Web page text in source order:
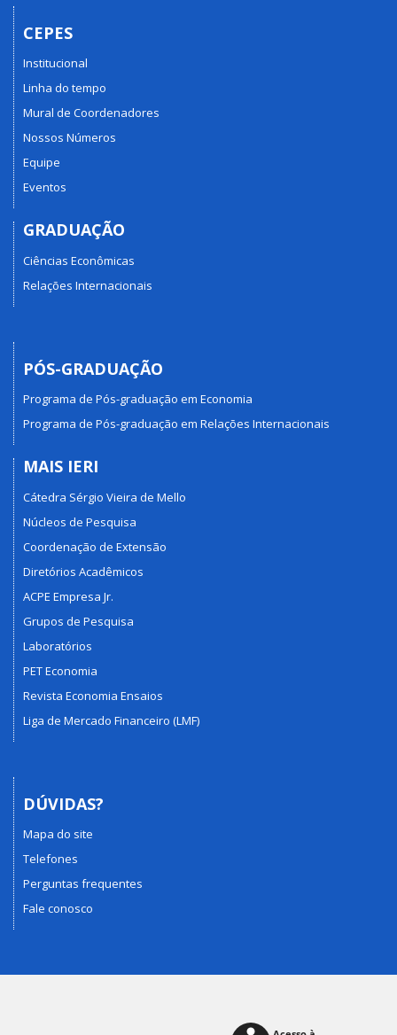
CEPES
Institucional
Linha do tempo
Mural de Coordenadores
Nossos Números
Equipe
Eventos
GRADUAÇÃO
Ciências Econômicas
Relações Internacionais
PÓS-GRADUAÇÃO
Programa de Pós-graduação em Economia
Programa de Pós-graduação em Relações Internacionais
MAIS IERI
Cátedra Sérgio Vieira de Mello
Núcleos de Pesquisa
Coordenação de Extensão
Diretórios Acadêmicos
ACPE Empresa Jr.
Grupos de Pesquisa
Laboratórios
PET Economia
Revista Economia Ensaios
Liga de Mercado Financeiro (LMF)
DÚVIDAS?
Mapa do site
Telefones
Perguntas frequentes
Fale conosco